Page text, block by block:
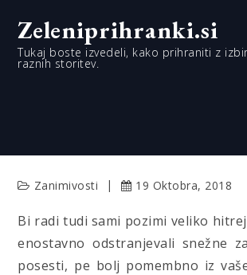
content
Zeleniprihranki.si
Tukaj boste izvedeli, kako prihraniti z
raznih storitev.
Zanimivosti 19 Oktobra, 2018
Bi radi tudi sami pozimi veliko
enostavno odstranjevali snežne
posesti, pe bolj pomembno iz